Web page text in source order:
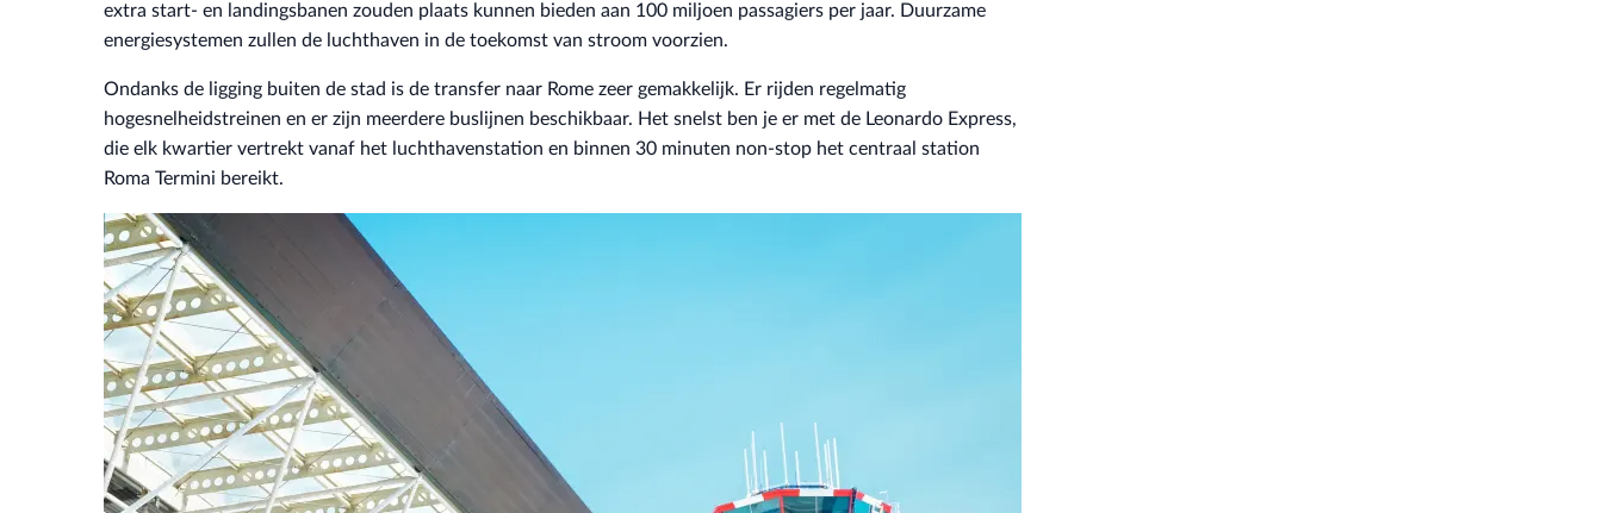
extra start- en landingsbanen zouden plaats kunnen bieden aan 100 miljoen passagiers per jaar. Duurzame
energiesystemen zullen de luchthaven in de toekomst van stroom voorzien.
Ondanks de ligging buiten de stad is de transfer naar Rome zeer gemakkelijk. Er rijden regelmatig
hogesnelheidstreinen en er zijn meerdere buslijnen beschikbaar. Het snelst ben je er met de Leonardo Express,
die elk kwartier vertrekt vanaf het luchthavenstation en binnen 30 minuten non-stop het centraal station
Roma Termini bereikt.